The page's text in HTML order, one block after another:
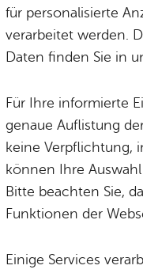
Cookie-Hinweis
Zum Laden dieser Karte
andere Tracking-
für personalisierte
verarbeitet werden.
Daten finden Sie in
Für Ihre informierte
genaue Auflistung
keine Verpflichtung,
können Ihre
Bitte beachten Sie,
Funktionen der
Einige Services